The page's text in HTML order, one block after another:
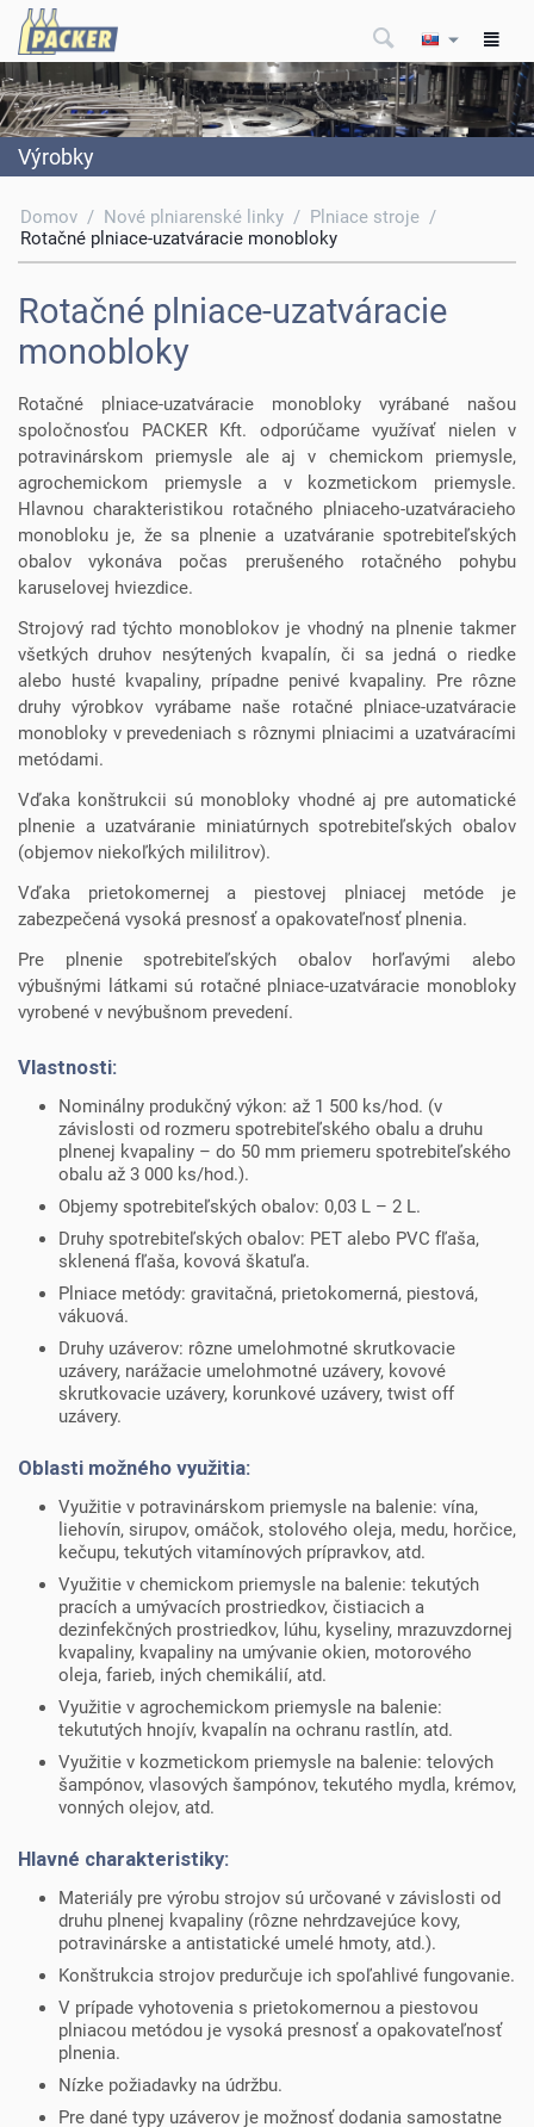
Výrobky
Domov / Nové plniarenské linky / Plniace stroje /
Rotačné plniace-uzatváracie monobloky
Rotačné plniace-uzatváracie
monobloky
Rotačné plniace-uzatváracie monobloky vyrábané našou
spoločnosťou PACKER Kft. odporúčame využívať nielen v
potravinárskom priemysle ale aj v chemickom priemysle,
agrochemickom priemysle a v kozmetickom priemysle.
Hlavnou charakteristikou rotačného plniaceho-uzatváracieho
monobloku je, že sa plnenie a uzatváranie spotrebiteľských
obalov vykonáva počas prerušeného rotačného pohybu
karuselovej hviezdice.
Strojový rad týchto monoblokov je vhodný na plnenie takmer
všetkých druhov nesýtených kvapalín, či sa jedná o riedke
alebo husté kvapaliny, prípadne penivé kvapaliny. Pre rôzne
druhy výrobkov vyrábame naše rotačné plniace-uzatváracie
monobloky v prevedeniach s rôznymi plniacimi a uzatváracími
metódami.
Vďaka konštrukcii sú monobloky vhodné aj pre automatické
plnenie a uzatváranie miniatúrnych spotrebiteľských obalov
(objemov niekoľkých mililitrov).
Vďaka prietokomernej a piestovej plniacej metóde je
zabezpečená vysoká presnosť a opakovateľnosť plnenia.
Pre plnenie spotrebiteľských obalov horľavými alebo
výbušnými látkami sú rotačné plniace-uzatváracie monobloky
vyrobené v nevýbušnom prevedení.
Vlastnosti:
Nominálny produkčný výkon: až 1 500 ks/hod. (v
závislosti od rozmeru spotrebiteľského obalu a druhu
plnenej kvapaliny – do 50 mm priemeru spotrebiteľského
obalu až 3 000 ks/hod.).
Objemy spotrebiteľských obalov: 0,03 L – 2 L.
Druhy spotrebiteľských obalov: PET alebo PVC fľaša,
sklenená fľaša, kovová škatuľa.
Plniace metódy: gravitačná, prietokomerná, piestová,
vákuová.
Druhy uzáverov: rôzne umelohmotné skrutkovacie
uzávery, narážacie umelohmotné uzávery, kovové
skrutkovacie uzávery, korunkové uzávery, twist off
uzávery.
Oblasti možného využitia:
Využitie v potravinárskom priemysle na balenie: vína,
liehovín, sirupov, omáčok, stolového oleja, medu, horčice,
kečupu, tekutých vitamínových prípravkov, atd.
Využitie v chemickom priemysle na balenie: tekutých
pracích a umývacích prostriedkov, čistiacich a
dezinfekčných prostriedkov, lúhu, kyseliny, mrazuvzdornej
kvapaliny, kvapaliny na umývanie okien, motorového
oleja, farieb, iných chemikálií, atd.
Využitie v agrochemickom priemysle na balenie:
tekututých hnojív, kvapalín na ochranu rastlín, atd.
Využitie v kozmetickom priemysle na balenie: telových
šampónov, vlasových šampónov, tekutého mydla, krémov,
vonných olejov, atd.
Hlavné charakteristiky:
Materiály pre výrobu strojov sú určované v závislosti od
druhu plnenej kvapaliny (rôzne nehrdzavejúce kovy,
potravinárske a antistatické umelé hmoty, atd.).
Konštrukcia strojov predurčuje ich spoľahlivé fungovanie.
V prípade vyhotovenia s prietokomernou a piestovou
plniacou metódou je vysoká presnosť a opakovateľnosť
plnenia.
Nízke požiadavky na údržbu.
Pre dané typy uzáverov je možnosť dodania samostatne